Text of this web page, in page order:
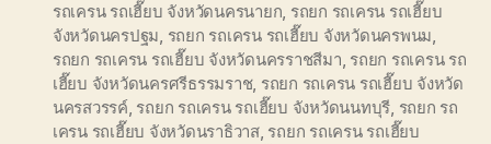
รถเครน รถเฮี๊ยบ จังหวัดนครนายก, รถยก รถเครน รถเฮี๊ยบ
จังหวัดนครปฐม, รถยก รถเครน รถเฮี๊ยบ จังหวัดนครพนม,
รถยก รถเครน รถเฮี๊ยบ จังหวัดนครราชสีมา, รถยก รถเครน รถ
เฮี๊ยบ จังหวัดนครศรีธรรมราช, รถยก รถเครน รถเฮี๊ยบ จังหวัด
นครสวรรค์, รถยก รถเครน รถเฮี๊ยบ จังหวัดนนทบุรี, รถยก รถ
เครน รถเฮี๊ยบ จังหวัดนราธิวาส, รถยก รถเครน รถเฮี๊ยบ